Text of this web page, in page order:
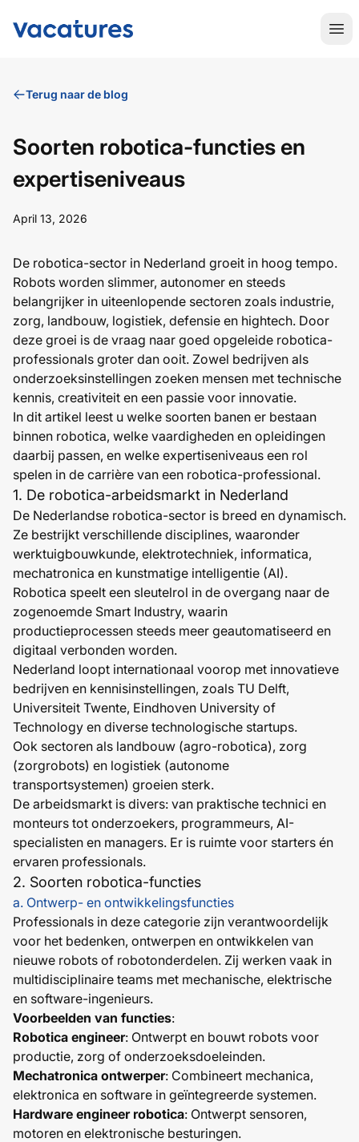
RoboticaVacatures.nl
Terug naar de blog
Soorten robotica-functies en
expertiseniveaus
April 13, 2026
De robotica-sector in Nederland groeit in hoog tempo.
Robots worden slimmer, autonomer en steeds
belangrijker in uiteenlopende sectoren zoals industrie,
zorg, landbouw, logistiek, defensie en hightech. Door
deze groei is de vraag naar goed opgeleide robotica-
professionals groter dan ooit. Zowel bedrijven als
onderzoeksinstellingen zoeken mensen met technische
kennis, creativiteit en een passie voor innovatie.
In dit artikel leest u welke soorten banen er bestaan
binnen robotica, welke vaardigheden en opleidingen
daarbij passen, en welke expertiseniveaus een rol
spelen in de carrière van een robotica-professional.
1. De robotica-arbeidsmarkt in Nederland
De Nederlandse robotica-sector is breed en dynamisch.
Ze bestrijkt verschillende disciplines, waaronder
werktuigbouwkunde, elektrotechniek, informatica,
mechatronica en kunstmatige intelligentie (AI).
Robotica speelt een sleutelrol in de overgang naar de
zogenoemde Smart Industry, waarin
productieprocessen steeds meer geautomatiseerd en
digitaal verbonden worden.
Nederland loopt internationaal voorop met innovatieve
bedrijven en kennisinstellingen, zoals TU Delft,
Universiteit Twente, Eindhoven University of
Technology en diverse technologische startups.
Ook sectoren als landbouw (agro-robotica), zorg
(zorgrobots) en logistiek (autonome
transportsystemen) groeien sterk.
De arbeidsmarkt is divers: van praktische technici en
monteurs tot onderzoekers, programmeurs, AI-
specialisten en managers. Er is ruimte voor starters én
ervaren professionals.
2. Soorten robotica-functies
a. Ontwerp- en ontwikkelingsfuncties
Professionals in deze categorie zijn verantwoordelijk
voor het bedenken, ontwerpen en ontwikkelen van
nieuwe robots of robotonderdelen. Zij werken vaak in
multidisciplinaire teams met mechanische, elektrische
en software-ingenieurs.
Voorbeelden van functies:
Robotica engineer: Ontwerpt en bouwt robots voor
productie, zorg of onderzoeksdoeleinden.
Mechatronica ontwerper: Combineert mechanica,
elektronica en software in geïntegreerde systemen.
Hardware engineer robotica: Ontwerpt sensoren,
motoren en elektronische besturingen.